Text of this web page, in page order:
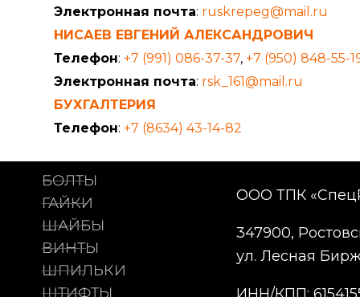
Электронная почта: ruskrepeg@mail.ru
НИСАЕВ ЕВГЕНИЙ АЛЕКСАНДРОВИЧ
Телефон: +7 (991) 086-37-37, +7 (950) 848-55-
Электронная почта: rsk_161@mail.ru
БУХГАЛТЕРИЯ
Телефон: +7 (8634) 43-14-82
БОЛТЫ
ГАЙКИ
ШАЙБЫ
ВИНТЫ
ШПИЛЬКИ
ШТИФТЫ
ООО ТПК
347900,
ул. Лесная